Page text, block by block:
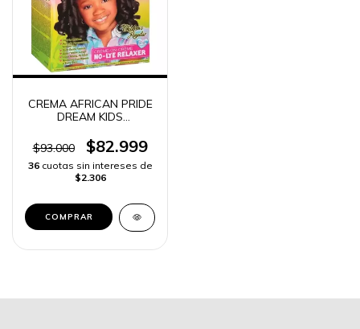
CREMA AFRICAN PRIDE
DREAM KIDS
$93.000
$82.999
36 cuotas sin intereses de
$2.306